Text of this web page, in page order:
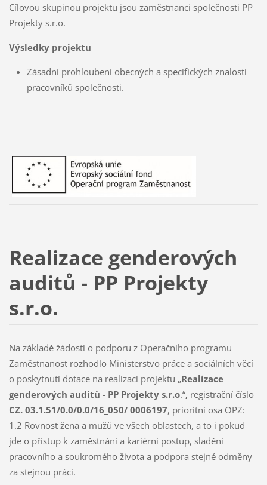
Cílovou skupinou projektu jsou zaměstnanci společnosti PP
Projekty s.r.o.
Výsledky projektu
Zásadní prohloubení obecných a specifických znalostí
pracovníků společnosti.
Realizace genderových
auditů - PP Projekty
s.r.o.
Na základě žádosti o podporu z Operačního programu
Zaměstnanost rozhodlo Ministerstvo práce a sociálních věcí
o poskytnutí dotace na realizaci projektu „Realizace
genderových auditů - PP Projekty s.r.o.“, registrační číslo
CZ. 03.1.51/0.0/0.0/16_050/ 0006197, prioritní osa OPZ:
1.2 Rovnost žena a mužů ve všech oblastech, a to i pokud
jde o přístup k zaměstnání a kariérní postup, sladění
pracovního a soukromého života a podpora stejné odměny
za stejnou práci.